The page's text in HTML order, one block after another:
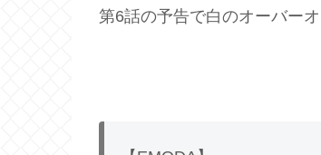
第6話の予告で白のオーバー